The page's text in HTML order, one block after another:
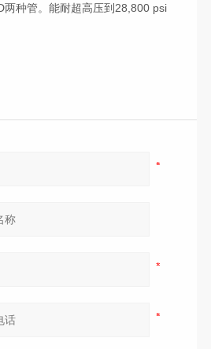
两种管。能耐超高压到28,800 psi